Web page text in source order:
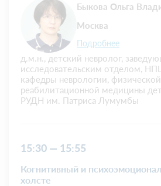
Быкова Ольга
Москва
Подробнее
д.м.н., детский невролог,
исследовательским отделом,
кафедры неврологии,
реабилитационной медицины
РУДН им. Патриса Лумумбы
15:30 — 15:55
Когнитивный и
холсте